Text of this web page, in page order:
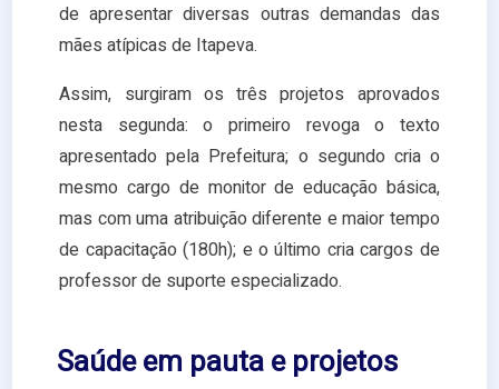
de apresentar diversas outras demandas das
mães atípicas de Itapeva.
Assim, surgiram os três projetos aprovados
nesta segunda: o primeiro revoga o texto
apresentado pela Prefeitura; o segundo cria o
mesmo cargo de monitor de educação básica,
mas com uma atribuição diferente e maior tempo
de capacitação (180h); e o último cria cargos de
professor de suporte especializado.
Saúde em pauta e projetos